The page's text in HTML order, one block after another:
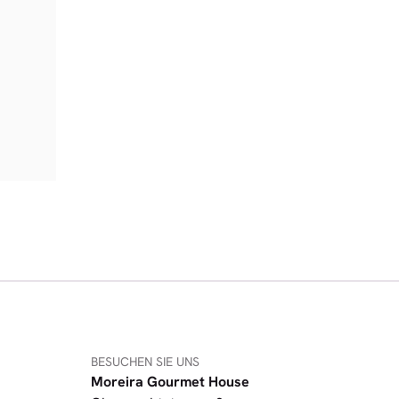
BESUCHEN SIE UNS
Moreira Gourmet House